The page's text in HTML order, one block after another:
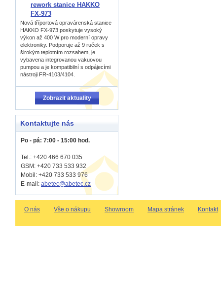
rework stanice HAKKO
FX-973
Nová tříportová opravárenská stanice
HAKKO FX-973 poskytuje vysoký
výkon až 400 W pro moderní opravy
elektroniky. Podporuje až 9 ruček s
širokým teplotním rozsahem, je
vybavena integrovanou vakuovou
pumpou a je kompatibilní s odpájecími
nástroji FR-4103/4104.
Zobrazit aktuality
Kontaktujte nás
Po - pá: 7:00 - 15:00 hod.
Tel.: +420 466 670 035
GSM: +420 733 533 932
Mobil: +420 733 533 976
E-mail: abetec@abetec.cz
O nás Vše o nákupu Showroom Mapa stránek Kontakt